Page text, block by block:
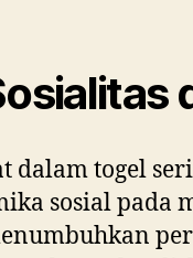
dalam togel
sosial pada